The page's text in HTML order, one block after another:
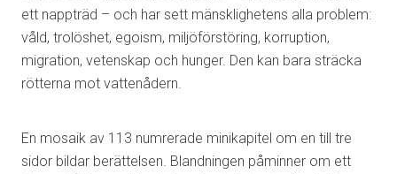
ett nappträd – och har sett mänsklighetens alla problem:
våld, trolöshet, egoism, miljöförstöring, korruption,
migration, vetenskap och hunger. Den kan bara sträcka
rötterna mot vattenådern.
En mosaik av 113 numrerade minikapitel om en till tre
sidor bildar berättelsen. Blandningen påminner om ett